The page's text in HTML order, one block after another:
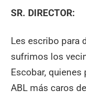
b
o
k
p
SR. DIRECTOR:
Les escribo para
sufrimos los
Escobar,
ABL más caros